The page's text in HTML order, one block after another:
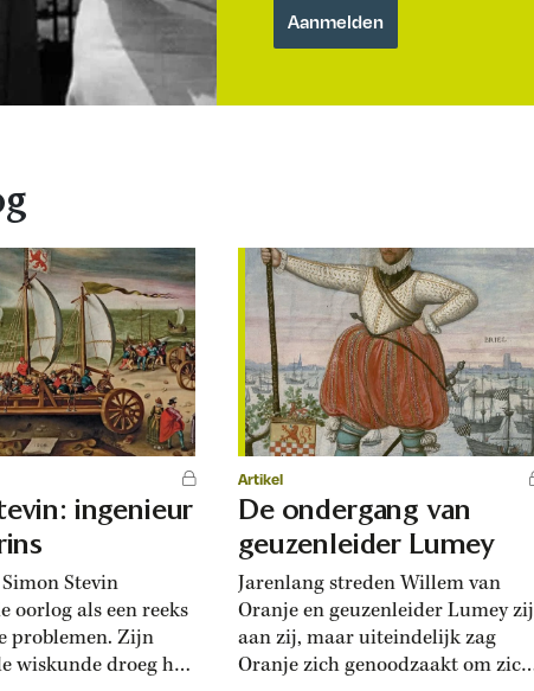
ingenieur
Stevin
oorlog als een reeks
problemen. Zijn
wiskunde droeg hij
Artikel
De ondergang van
geuzenleider Lumey
Jarenlang streden Willem van
Oranje en geuzenleider Lumey zij
aan zij, maar uiteindelijk zag
Oranje zich genoodzaakt om zich